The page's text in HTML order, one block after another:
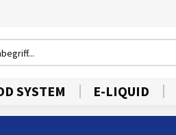
SYSTEM E-LIQUID